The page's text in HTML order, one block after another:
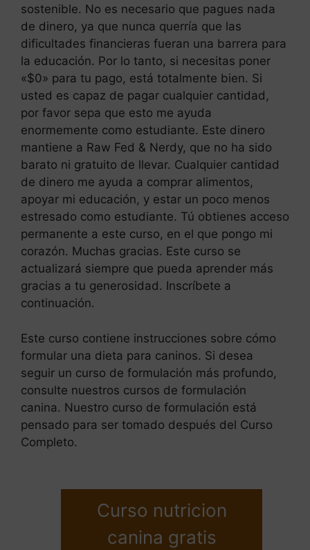
sostenible. No es necesario que pagues nada
de dinero, ya que nunca querría que las
dificultades financieras fueran una barrera para
la educación. Por lo tanto, si necesitas poner
«$0» para tu pago, está totalmente bien. Si
usted es capaz de pagar cualquier cantidad,
por favor sepa que esto me ayuda
enormemente como estudiante. Este dinero
mantiene a Raw Fed & Nerdy, que no ha sido
barato ni gratuito de llevar. Cualquier cantidad
de dinero me ayuda a comprar alimentos,
apoyar mi educación, y estar un poco menos
estresado como estudiante. Tú obtienes acceso
permanente a este curso, en el que pongo mi
corazón. Muchas gracias. Este curso se
actualizará siempre que pueda aprender más
gracias a tu generosidad. Inscríbete a
continuación.
Este curso contiene instrucciones sobre cómo
formular una dieta para caninos. Si desea
seguir un curso de formulación más profundo,
consulte nuestros cursos de formulación
canina. Nuestro curso de formulación está
pensado para ser tomado después del Curso
Completo.
Curso nutricion
canina gratis